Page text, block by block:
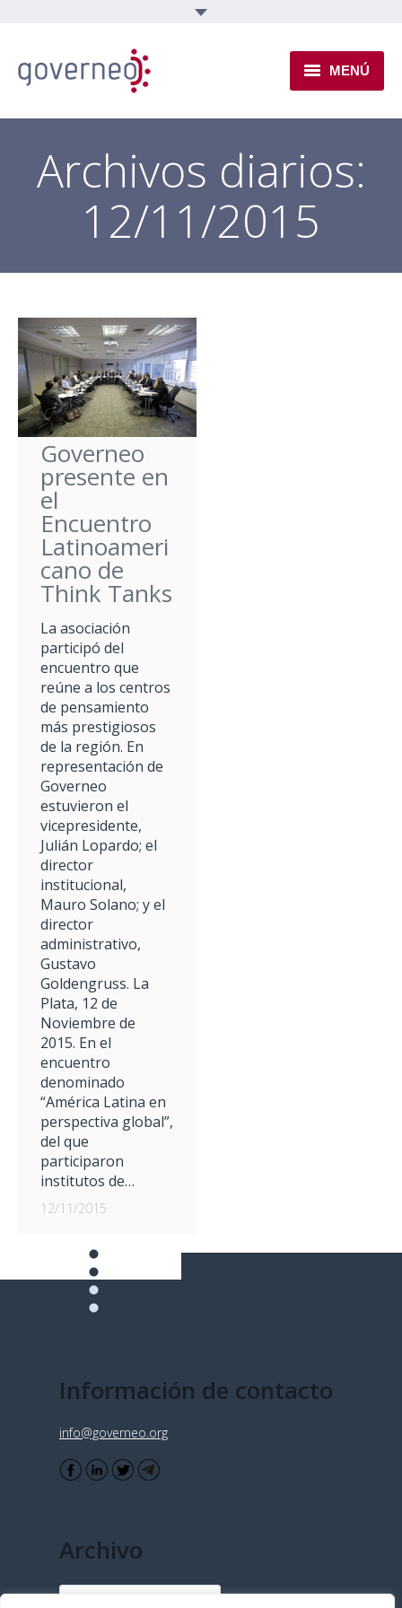
MENÚ
INSTITUCIONAL
EJES TEMÁTICOS
NOVEDADES
Archivos diarios:
12/11/2015
Governeo
presente en
el
Encuentro
Latinoameri
cano de
Think Tanks
La asociación
participó del
encuentro que
reúne a los centros
de pensamiento
más prestigiosos
de la región. En
representación de
Governeo
estuvieron el
vicepresidente,
Julián Lopardo; el
director
institucional,
Mauro Solano; y el
director
administrativo,
Gustavo
Goldengruss. La
Plata, 12 de
Noviembre de
2015. En el
encuentro
denominado
“América Latina en
perspectiva global”,
del que
participaron
institutos de…
12/11/2015
Información de contacto
info@governeo.org
Archivo
Archivo